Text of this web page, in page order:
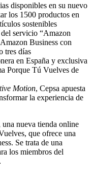
disponibles en su nuevo
los 1500 productos en
sostenibles
servicio “Amazon
Business con
tres días
en España y exclusiva
Porque Tú Vuelves de
Motion, Cepsa apuesta
la experiencia de
una nueva tienda online
que ofrece una
Se trata de una
los miembros del